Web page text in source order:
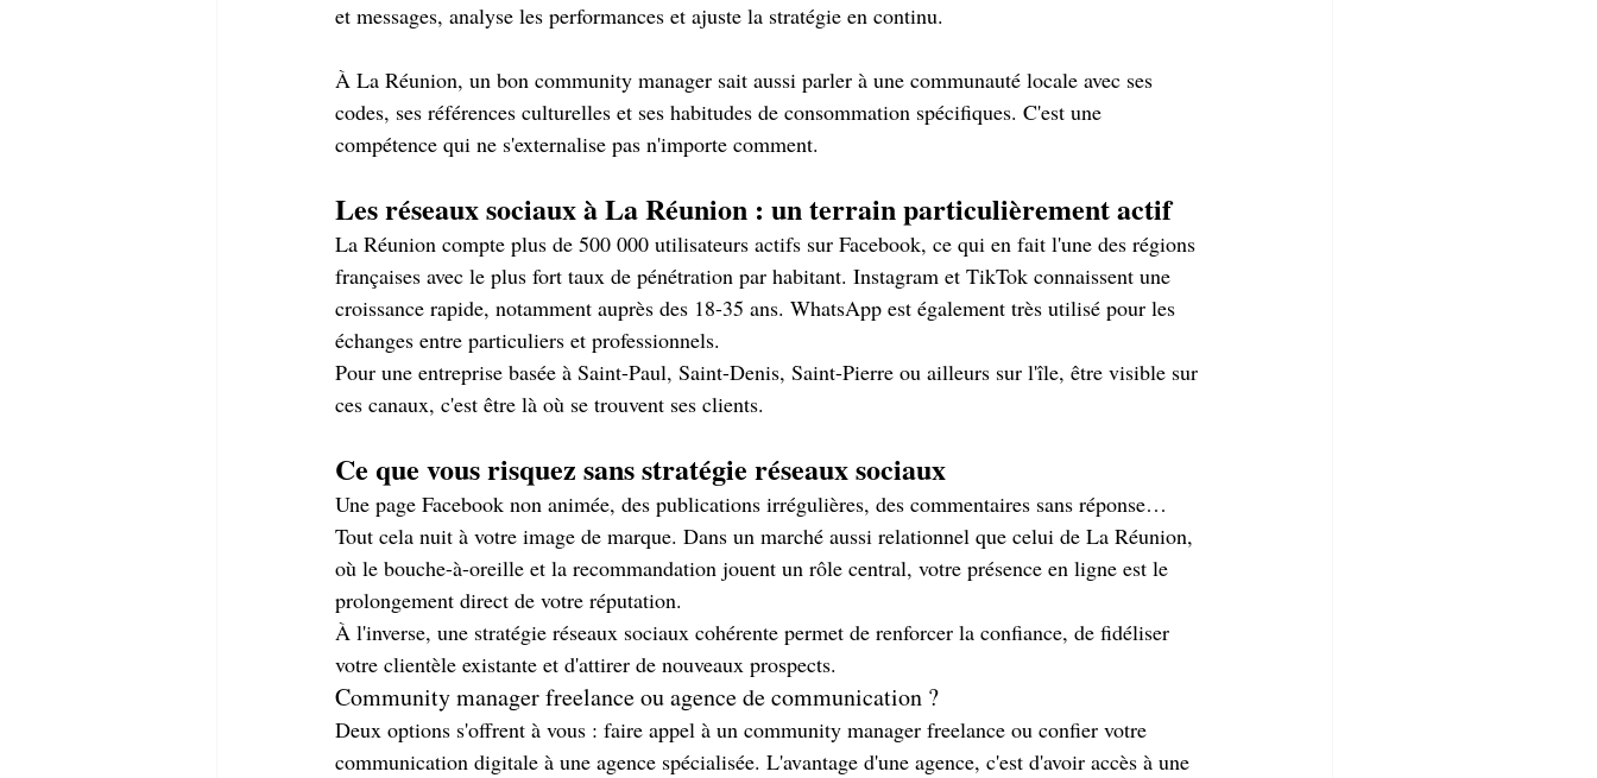
et messages, analyse les performances et ajuste la stratégie en continu.
À La Réunion, un bon community manager sait aussi parler à une communauté locale avec ses
codes, ses références culturelles et ses habitudes de consommation spécifiques. C'est une
compétence qui ne s'externalise pas n'importe comment.
Les réseaux sociaux à La Réunion : un terrain particulièrement actif
La Réunion compte plus de 500 000 utilisateurs actifs sur Facebook, ce qui en fait l'une des régions
françaises avec le plus fort taux de pénétration par habitant. Instagram et TikTok connaissent une
croissance rapide, notamment auprès des 18-35 ans. WhatsApp est également très utilisé pour les
échanges entre particuliers et professionnels.
Pour une entreprise basée à Saint-Paul, Saint-Denis, Saint-Pierre ou ailleurs sur l'île, être visible sur
ces canaux, c'est être là où se trouvent ses clients.
Ce que vous risquez sans stratégie réseaux sociaux
Une page Facebook non animée, des publications irrégulières, des commentaires sans réponse…
Tout cela nuit à votre image de marque. Dans un marché aussi relationnel que celui de La Réunion,
où le bouche-à-oreille et la recommandation jouent un rôle central, votre présence en ligne est le
prolongement direct de votre réputation.
À l'inverse, une stratégie réseaux sociaux cohérente permet de renforcer la confiance, de fidéliser
votre clientèle existante et d'attirer de nouveaux prospects.
Community manager freelance ou agence de communication ?
Deux options s'offrent à vous : faire appel à un community manager freelance ou confier votre
communication digitale à une agence spécialisée. L'avantage d'une agence, c'est d'avoir accès à une